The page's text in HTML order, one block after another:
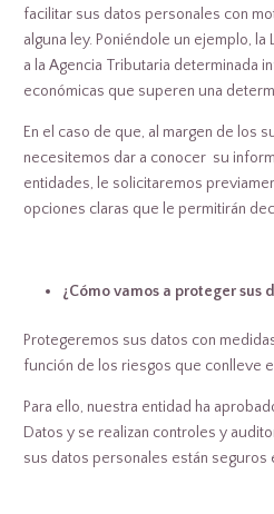
facilitar sus datos personales con
alguna ley. Poniéndole un ejemplo,
a la Agencia Tributaria determinada
económicas que superen una
En el caso de que, al margen de los
necesitemos dar a conocer su
entidades, le solicitaremos
opciones claras que le permitirán
¿Cómo vamos a proteger sus
Protegeremos sus datos con
función de los riesgos que conlleve
Para ello, nuestra entidad ha
Datos y se realizan controles y
sus datos personales están seguros